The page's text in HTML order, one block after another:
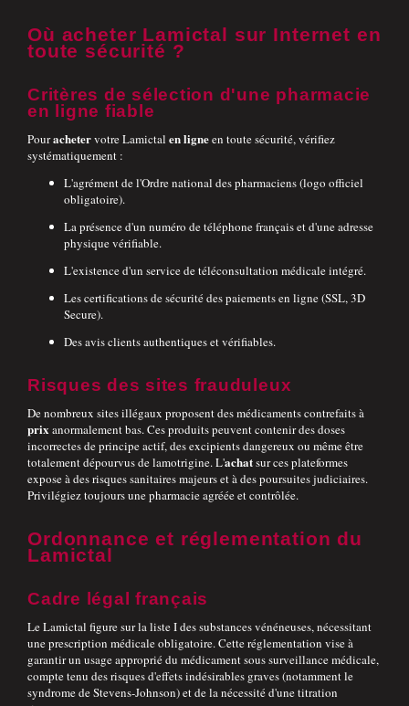
Où acheter Lamictal sur Internet en
toute sécurité ?
Critères de sélection d'une pharmacie
en ligne fiable
Pourachetervotre Lamictal en ligneen toute sécurité, vérifiez
systématiquement :
L'agrément de l'Ordre national des pharmaciens (logo officiel
obligatoire).
La présence d'un numéro de téléphone français et d'une adresse
physique vérifiable.
L'existence d'un service de téléconsultation médicale intégré.
Les certifications de sécurité des paiements en ligne (SSL, 3D
Secure).
Des avis clients authentiques et vérifiables.
Risques des sites frauduleux
De nombreux sites illégaux proposent des médicaments contrefaits à
prixanormalement bas. Ces produits peuvent contenir des doses
incorrectes de principe actif, des excipients dangereux ou même être
totalement dépourvus de lamotrigine. L'achatsur ces plateformes
expose à des risques sanitaires majeurs et à des poursuites judiciaires.
Privilégiez toujours une pharmacie agréée et contrôlée.
Ordonnance et réglementation du
Lamictal
Cadre légal français
Le Lamictal figure sur la liste I des substances vénéneuses, nécessitant
une prescription médicale obligatoire. Cette réglementation vise à
garantir un usage approprié du médicament sous surveillance médicale,
compte tenu des risques d'effets indésirables graves (notamment le
syndrome de Stevens-Johnson) et de la nécessité d'une titration